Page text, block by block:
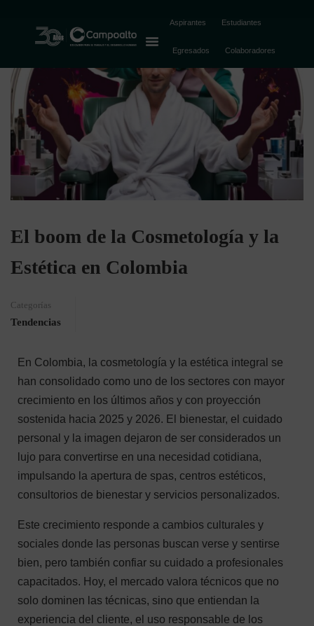
Aspirantes Estudiantes
Egresados Colaboradores
El boom de la Cosmetología y la
Estética en Colombia
Categorías
Tendencias
En Colombia, la cosmetología y la estética integral se
han consolidado como uno de los sectores con mayor
crecimiento en los últimos años y con proyección
sostenida hacia 2025 y 2026. El bienestar, el cuidado
personal y la imagen dejaron de ser considerados un
lujo para convertirse en una necesidad cotidiana,
impulsando la apertura de spas, centros estéticos,
consultorios de bienestar y servicios personalizados.
Este crecimiento responde a cambios culturales y
sociales donde las personas buscan verse y sentirse
bien, pero también confiar su cuidado a profesionales
capacitados. Hoy, el mercado valora técnicos que no
solo dominen las técnicas, sino que entiendan la
experiencia del cliente, el uso responsable de los